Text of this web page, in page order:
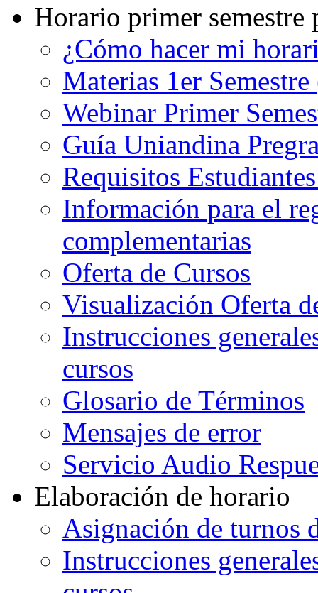
Horario primer semestre
¿Cómo hacer mi
Materias 1er
Webinar Primer
Guía Uniandina
Requisitos
Información para el
complementarias
Oferta de Cursos
Visualización Oferta
Instrucciones
cursos
Glosario de Términos
Mensajes de error
Servicio Audio
Elaboración de horario
Asignación de turnos
Instrucciones